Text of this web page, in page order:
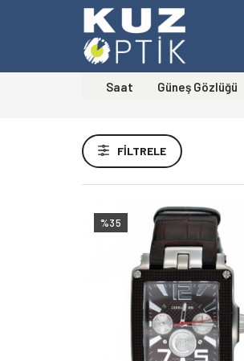
Saat Güneş Gözlüğü
Fiyat Aralığı
Markalar
Cerruti Kol
FILTRELE
%35